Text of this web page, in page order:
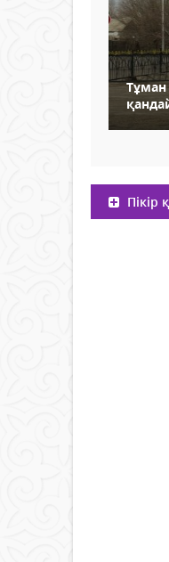
Тұман
Пікір